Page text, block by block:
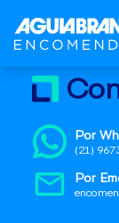
Por
(21)
Por